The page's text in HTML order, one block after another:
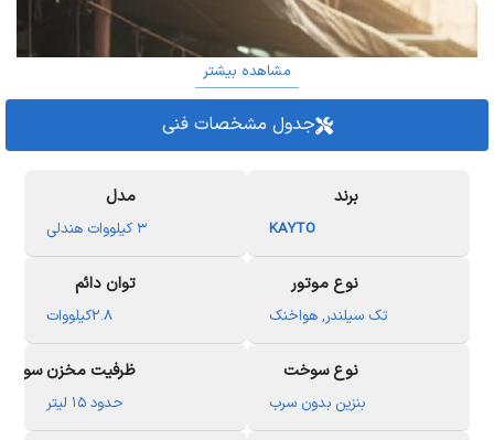
مشاهده بیشتر
جدول مشخصات فنی
برند
KAYTO
مدل
۳ کیلووات هندلی
نوع موتور
تک سیلندر, هواخنک
توان دائم
2.8کیلووات
نوع سوخت
بنزین بدون سرب
ظرفیت مخزن
حدود ۱۵ لیتر